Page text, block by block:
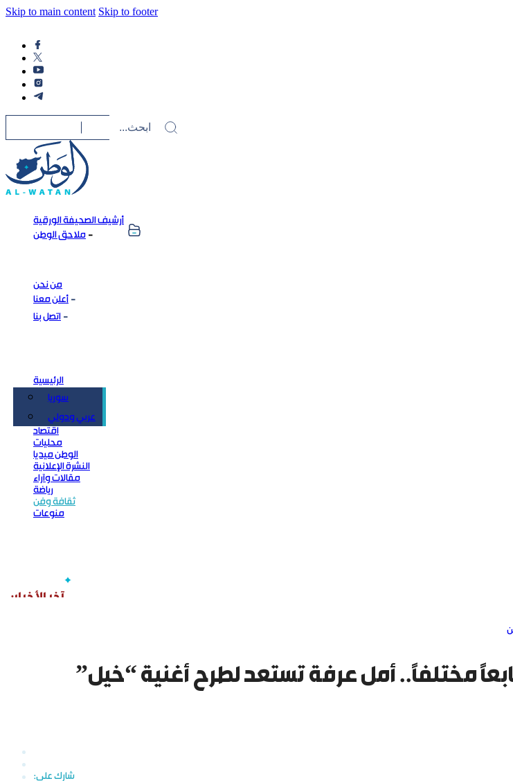
Skip to main content Skip to footer
أرشيف الصحيفة الورقية
ملاحق الوطن
من نحن
أعلن معنا
اتصل بنا
الرئيسية
سوريا
عربي ودولي
اقتصاد
محليات
الوطن ميديا
النشرة الإعلانية
مقالات وآراء
رياضة
ثقافة وفن
منوعات
مختلفاً.. أمل عرفة تستعد لطرح أغنية “خيل”